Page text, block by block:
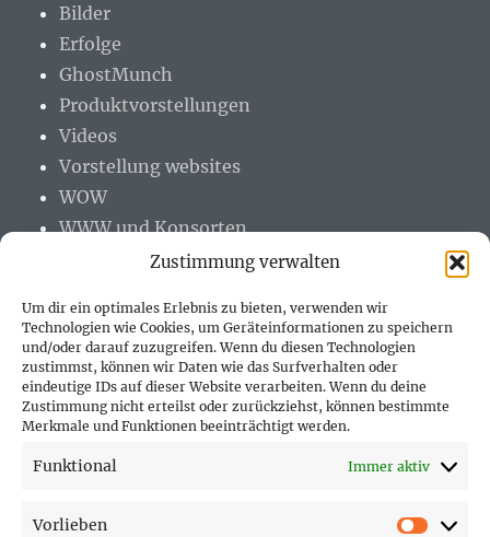
Zustimmung verwalten
Um dir ein optimales Erlebnis zu bieten, verwenden wir
Technologien wie Cookies, um Geräteinformationen zu speichern
und/oder darauf zuzugreifen. Wenn du diesen Technologien
zustimmst, können wir Daten wie das Surfverhalten oder
eindeutige IDs auf dieser Website verarbeiten. Wenn du deine
Zustimmung nicht erteilst oder zurückziehst, können bestimmte
Merkmale und Funktionen beeinträchtigt werden.
Funktional Immer aktiv
Vorlieben
Bilder
Erfolge
GhostMunch
Produktvorstellungen
Videos
Vorstellung websites
WOW
WWW und Konsorten
PARTNER (LINKS)
Hofer Technik GmbH
Hofer Techniks Shop
Sonne und Erde